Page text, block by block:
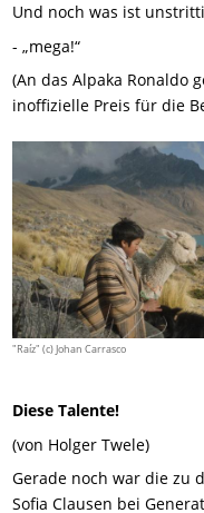
Und noch was ist
- „mega!“
(An das Alpaka Ronaldo
inoffizielle Preis für die
"Raíz" (c) Johan Carrasco
Diese Talente!
(von Holger Twele)
Gerade noch war die zu
Sofia Clausen bei